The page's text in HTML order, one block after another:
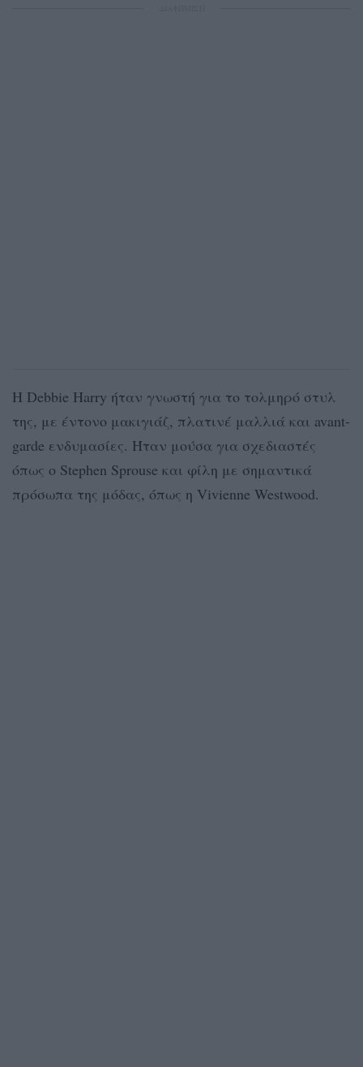
Η Debbie Harry ήταν γνωστή για το τολμηρό στυλ
της, με έντονο μακιγιάζ, πλατινέ μαλλιά και avant-
garde ενδυμασίες. Ήταν μούσα για σχεδιαστές
όπως ο Stephen Sprouse και φίλη με σημαντικά
πρόσωπα της μόδας, όπως η Vivienne Westwood.